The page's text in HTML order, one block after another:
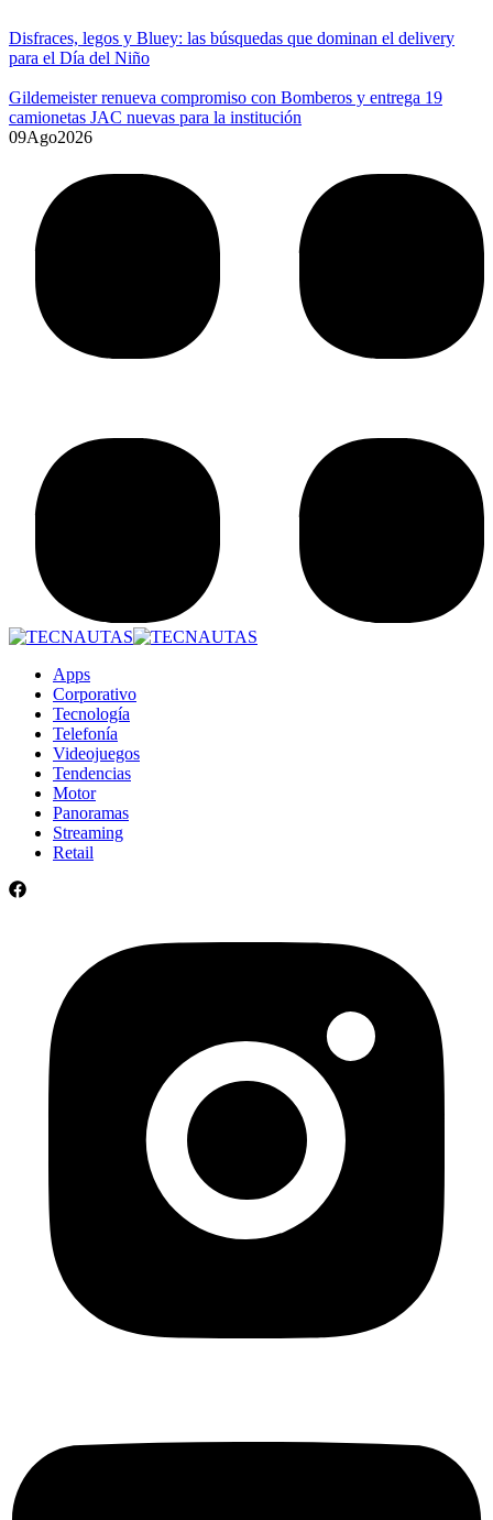
Disfraces, legos y Bluey: las búsquedas que dominan el delivery
para el Día del Niño
Gildemeister renueva compromiso con Bomberos y entrega 19
camionetas JAC nuevas para la institución
09Ago2026
Apps
Corporativo
Tecnología
Telefonía
Videojuegos
Tendencias
Motor
Panoramas
Streaming
Retail